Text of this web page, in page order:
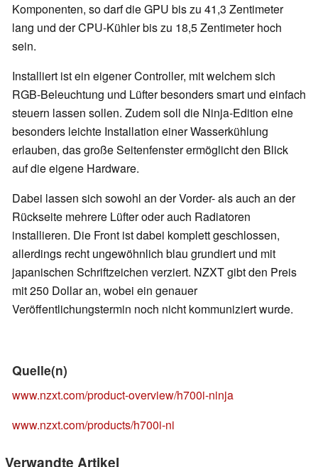
Komponenten, so darf die GPU bis zu 41,3 Zentimeter
lang und der CPU-Kühler bis zu 18,5 Zentimeter hoch
sein.
Installiert ist ein eigener Controller, mit welchem sich
RGB-Beleuchtung und Lüfter besonders smart und einfach
steuern lassen sollen. Zudem soll die Ninja-Edition eine
besonders leichte Installation einer Wasserkühlung
erlauben, das große Seitenfenster ermöglicht den Blick
auf die eigene Hardware.
Dabei lassen sich sowohl an der Vorder- als auch an der
Rückseite mehrere Lüfter oder auch Radiatoren
installieren. Die Front ist dabei komplett geschlossen,
allerdings recht ungewöhnlich blau grundiert und mit
japanischen Schriftzeichen verziert. NZXT gibt den Preis
mit 250 Dollar an, wobei ein genauer
Veröffentlichungstermin noch nicht kommuniziert wurde.
Quelle(n)
www.nzxt.com/product-overview/h700i-ninja
www.nzxt.com/products/h700i-ni
Verwandte Artikel